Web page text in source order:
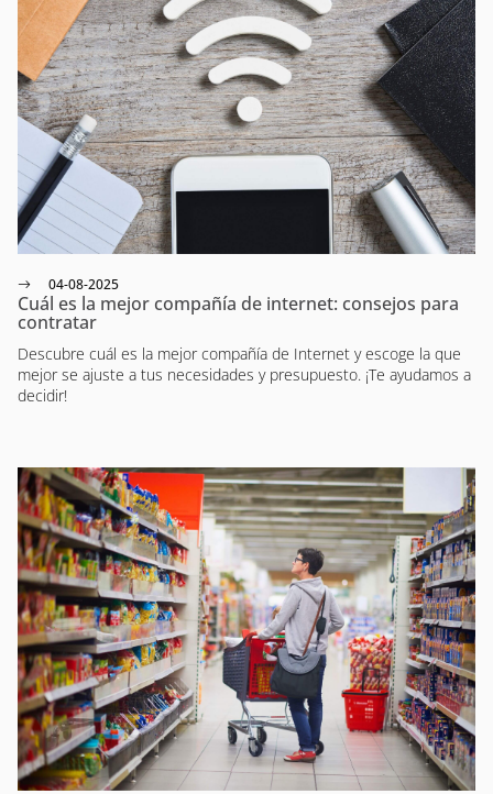
04-08-2025
Cuál es la mejor compañía de internet: consejos para
contratar
Descubre cuál es la mejor compañía de Internet y escoge la que
mejor se ajuste a tus necesidades y presupuesto. ¡Te ayudamos a
decidir!